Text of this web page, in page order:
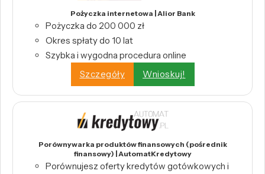
Pożyczka internetowa | Alior Bank
Pożyczka do 200 000 zł
Okres spłaty do 10 lat
Szybka i wygodna procedura online
Szczegóły
Wnioskuj!
Porównywarka produktów finansowych (pośrednik
finansowy) | AutomatKredytowy
Porównujesz oferty kredytów gotówkowych i